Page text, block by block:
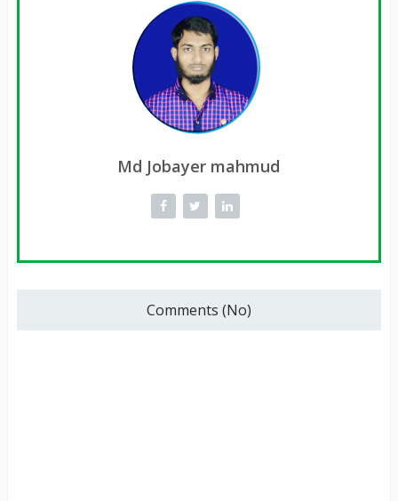
Md Jobayer mahmud
Comments (No)